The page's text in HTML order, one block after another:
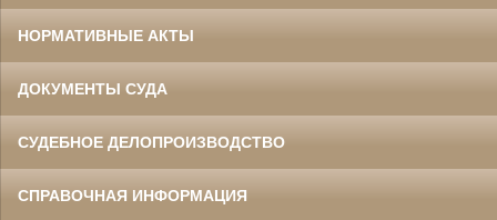
НОРМАТИВНЫЕ АКТЫ
ДОКУМЕНТЫ СУДА
СУДЕБНОЕ ДЕЛОПРОИЗВОДСТВО
СПРАВОЧНАЯ ИНФОРМАЦИЯ